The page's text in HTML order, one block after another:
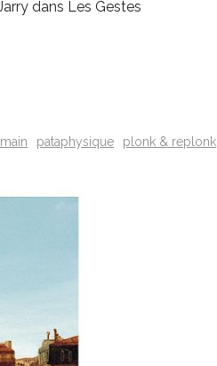
dans Les Gestes
pataphysique plonk & replonk